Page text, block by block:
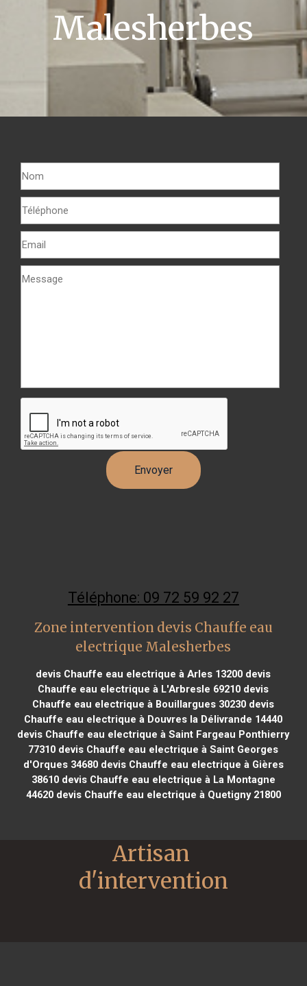
Malesherbes
Téléphone: 09 72 59 92 27
Zone intervention devis Chauffe eau
electrique Malesherbes
devis Chauffe eau electrique à Arles 13200 devis
Chauffe eau electrique à L'Arbresle 69210 devis
Chauffe eau electrique à Bouillargues 30230 devis
Chauffe eau electrique à Douvres la Délivrande 14440
devis Chauffe eau electrique à Saint Fargeau Ponthierry
77310 devis Chauffe eau electrique à Saint Georges
d'Orques 34680devis Chauffe eau electrique à Gières
38610devis Chauffe eau electrique à La Montagne
44620devis Chauffe eau electrique à Quetigny 21800
Artisan
d'intervention